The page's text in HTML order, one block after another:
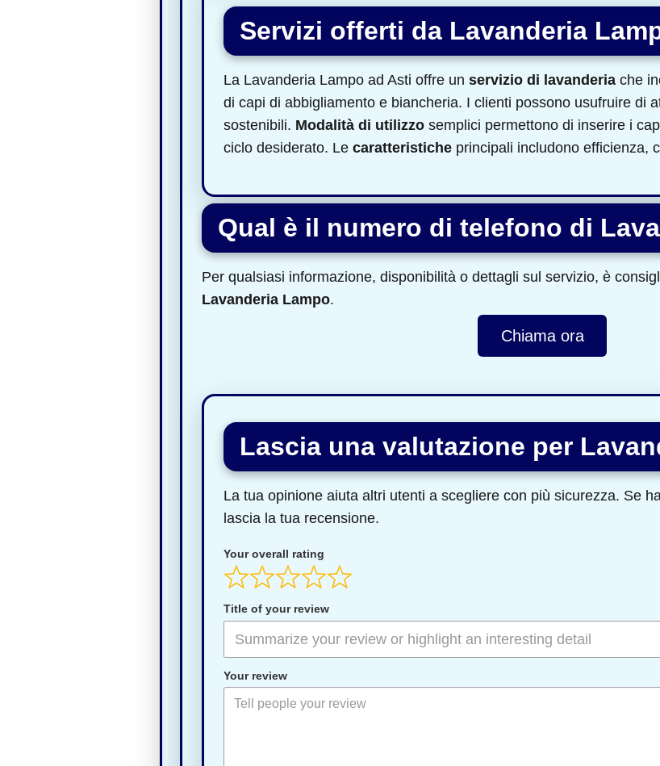
Servizi offerti da Lavanderia
La Lavanderia Lampo ad Asti offre un servizio di lavanderia che
di capi di abbigliamento e biancheria. I clienti possono usufruire di
sostenibili. Modalità di utilizzo semplici permettono di inserire i
ciclo desiderato. Le caratteristiche principali includono efficienza,
Qual è il numero di telefono di
Per qualsiasi informazione, disponibilità o dettagli sul servizio, è
Lavanderia Lampo.
Chiama ora
Lascia una valutazione per
La tua opinione aiuta altri utenti a scegliere con più sicurezza. Se
lascia la tua recensione.
Your overall rating
Title of your review
Your review